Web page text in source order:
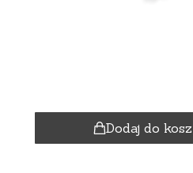
Dodaj do